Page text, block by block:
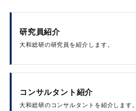
研究員紹介
大和総研の研究員を紹介します。
コンサルタント紹介
大和総研のコンサルタントを紹介します。